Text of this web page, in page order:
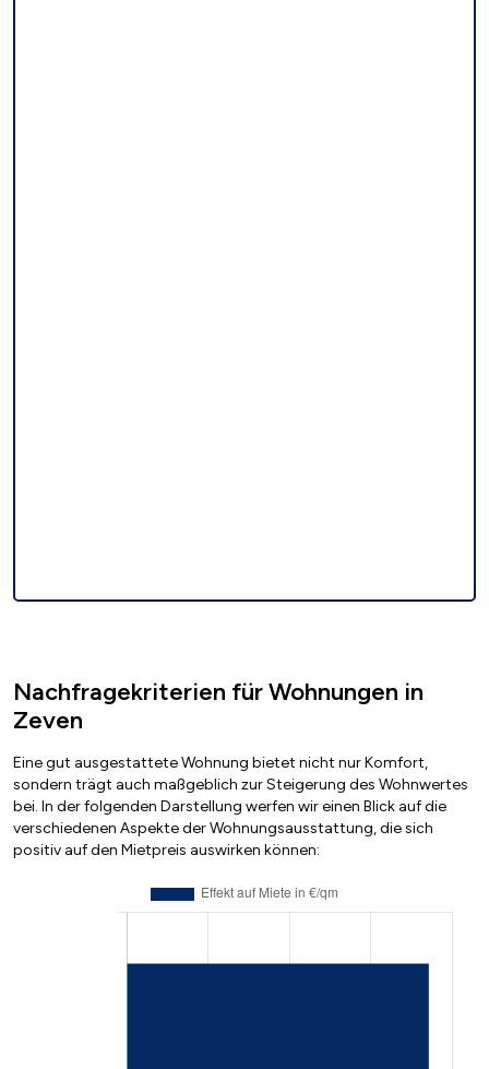
Nachfragekriterien für Wohnungen in
Zeven
Eine gut ausgestattete Wohnung bietet nicht nur Komfort,
sondern trägt auch maßgeblich zur Steigerung des Wohnwertes
bei. In der folgenden Darstellung werfen wir einen Blick auf die
verschiedenen Aspekte der Wohnungsausstattung, die sich
positiv auf den Mietpreis auswirken können: